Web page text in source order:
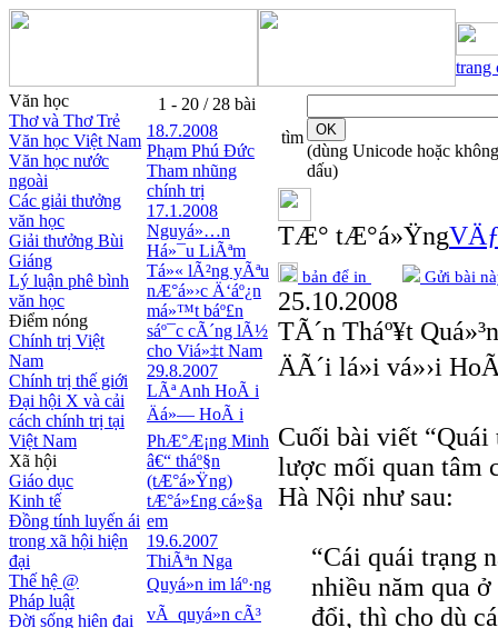
trang
Văn học
Thơ và Thơ Trẻ
Văn học Việt Nam
Văn học nước
ngoài
Các giải thưởng
văn học
Giải thưởng Bùi
Giáng
Lý luận phê bình
văn học
Điểm nóng
Chính trị Việt
Nam
Chính trị thế giới
Đại hội X và cải
cách chính trị tại
Việt Nam
Xã hội
Giáo dục
Kinh tế
Đồng tính luyến ái
trong xã hội hiện
đại
Thế hệ @
Pháp luật
Đời sống hiện đại
1 - 20 / 28 bài
18.7.2008
Phạm Phú Ðức
Tham nhũng
chính trị
17.1.2008
Nguyá»…n
Há»¯u LiÃªm
Tá»« lÃ²ng yÃªu
nÆ°á»›c Ä‘áº¿n
má»™t báº£n
sáº¯c cÃ´ng lÃ½
cho Viá»‡t Nam
29.8.2007
LÃª Anh HoÃ i
Äá»— HoÃ i
PhÆ°Æ¡ng Minh
â€“ tháº§n
(tÆ°á»Ÿng)
tÆ°á»£ng cá»§a
em
19.6.2007
ThiÃªn Nga
Quyá»n im láº·ng
vÃ quyá»n cÃ³
tìm
(dùng Unicode hoặc không
dấu)
TÆ° tÆ°á»Ÿng
bản để in Gửi bài
25.10.2008
TÃ´n Tháº¥t
ÄÃ´i lá»i vá»›i
Cuối bài viết “Quái
lược mối quan tâm
Hà Nội như sau:
“Cái quái trạng
nhiều năm qua
đổi, thì cho dù